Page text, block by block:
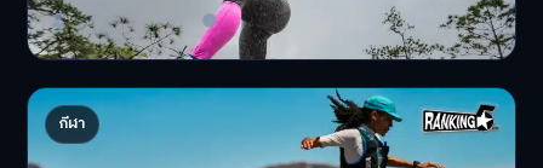
Master Bussiness 16 พฤศจิกายน 2025
กีฬา
5 อันดับสนามวิ่งเทรลรับลมหนาว ที่ไม่ควรพลาด
Trail Running